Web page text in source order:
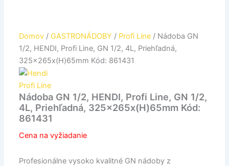
Domov / GASTRONÁDOBY / Profi Line / Nádoba GN
1/2, HENDI, Profi Line, GN 1/2, 4L, Priehľadná,
325x265x(H)65mm Kód: 861431
Profi Line
Nádoba GN 1/2, HENDI, Profi Line, GN 1/2,
4L, Priehľadná, 325x265x(H)65mm Kód:
861431
Cena na vyžiadanie
Profesionálne vysoko kvalitné GN nádoby z